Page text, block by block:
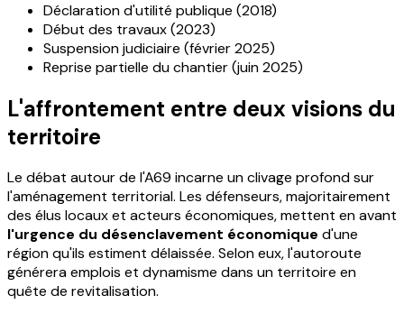
Déclaration d'utilité publique (2018)
Début des travaux (2023)
Suspension judiciaire (février 2025)
Reprise partielle du chantier (juin 2025)
L'affrontement entre deux visions du
territoire
Le débat autour de l'A69 incarne un clivage profond sur
l'aménagement territorial. Les défenseurs, majoritairement
des élus locaux et acteurs économiques, mettent en avant
l'urgence du désenclavement économique d'une
région qu'ils estiment délaissée. Selon eux, l'autoroute
générera emplois et dynamisme dans un territoire en
quête de revitalisation.